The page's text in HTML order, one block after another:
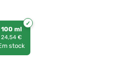
100 ml
24,54 €
stock